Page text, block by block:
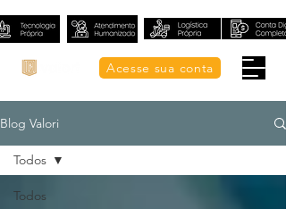
Acesse sua conta
Blog Valori
Todos
Todos